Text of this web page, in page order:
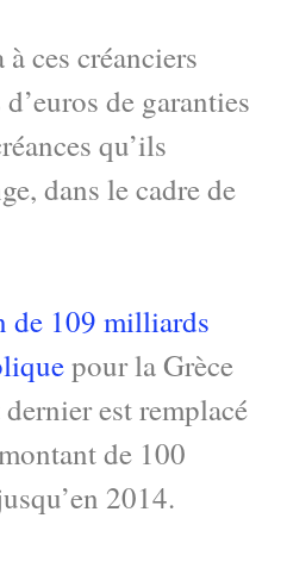
ces créanciers
de garanties
qu’ils
dans le cadre de
de 109 milliards
pour la Grèce
est remplacé
de 100
2014.